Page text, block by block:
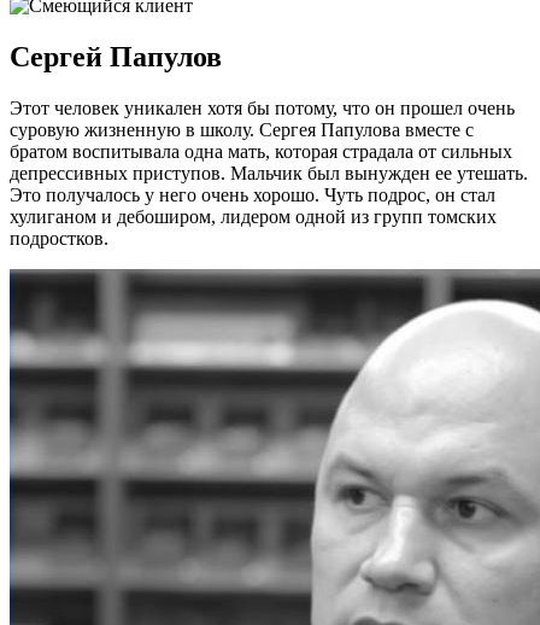
Сергей Папулов
Этот человек уникален хотя бы потому, что он прошел очень
суровую жизненную в школу. Сергея Папулова вместе с
братом воспитывала одна мать, которая страдала от сильных
депрессивных приступов. Мальчик был вынужден ее утешать.
Это получалось у него очень хорошо. Чуть подрос, он стал
хулиганом и дебоширом, лидером одной из групп томских
подростков.